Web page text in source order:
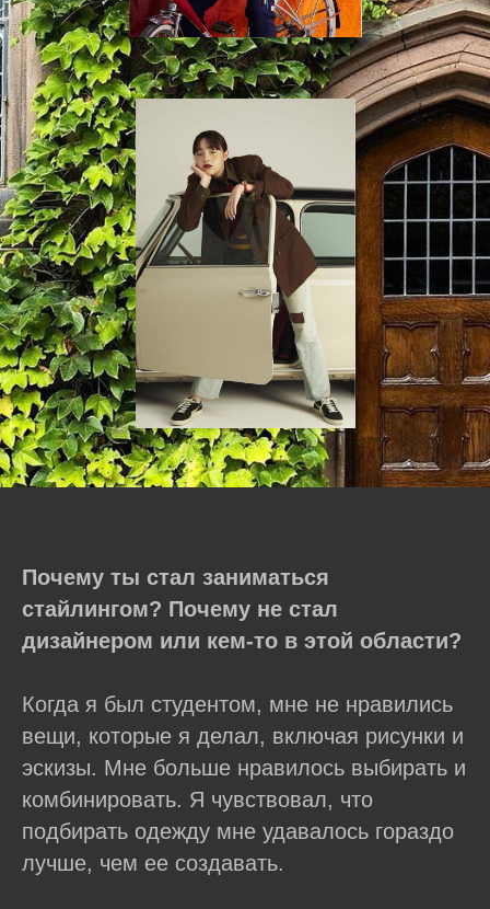
Почему ты стал заниматься
стайлингом? Почему не стал
дизайнером или кем-то в этой области?
Когда я был студентом, мне не нравились
вещи, которые я делал, включая рисунки и
эскизы. Мне больше нравилось выбирать и
комбинировать. Я чувствовал, что
подбирать одежду мне удавалось гораздо
лучше, чем ее создавать.